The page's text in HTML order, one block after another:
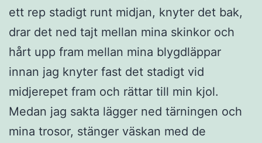
ett rep stadigt runt midjan, knyter det bak,
drar det ned tajt mellan mina skinkor och
hårt upp fram mellan mina blygdläppar
innan jag knyter fast det stadigt vid
midjerepet fram och rättar till min kjol.
Medan jag sakta lägger ned tärningen och
mina trosor, stänger väskan med de